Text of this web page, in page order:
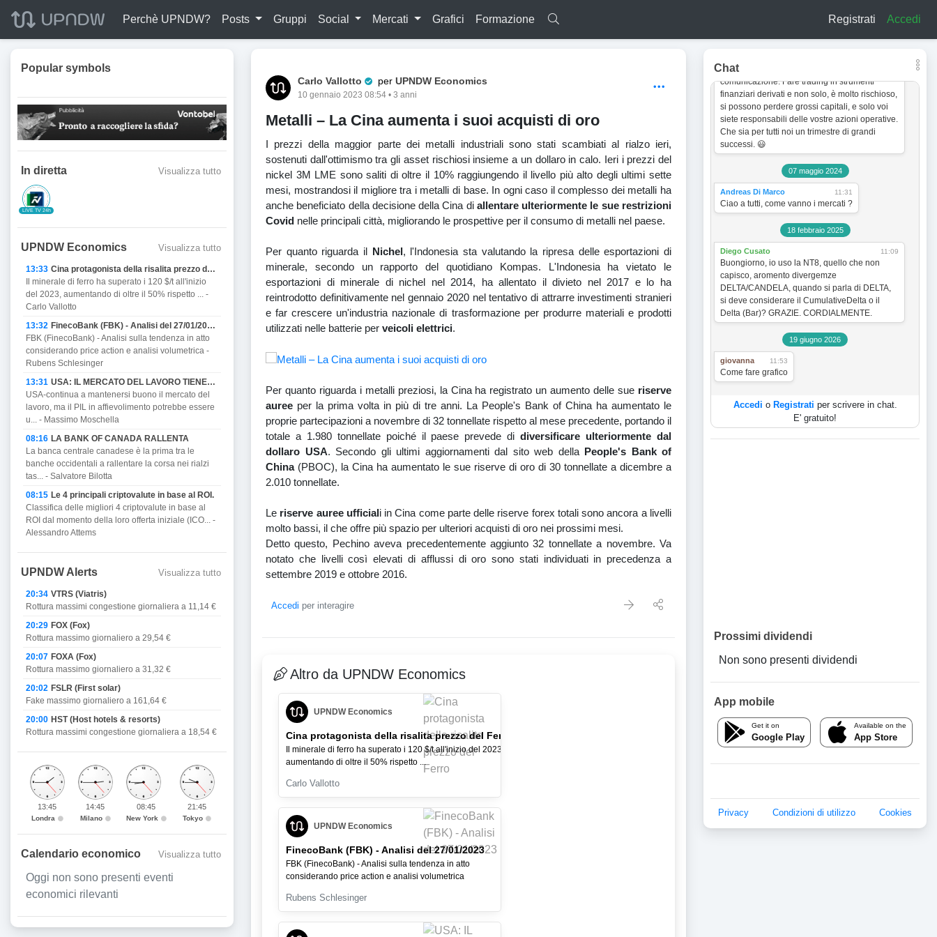
Perchè UPNDW? Posts Gruppi Social Mercati Grafici Formazione Registrati Accedi
Carlo Vallotto Pro Trader
per UPNDW Economics
10 gennaio 2023 08:54 • 3 anni
Metalli – La Cina aumenta i suoi acquisti di oro
I prezzi della maggior parte dei metalli industriali sono stati scambiati al rialzo ieri,
sostenuti dall'ottimismo tra gli asset rischiosi insieme a un dollaro in calo. Ieri i prezzi del
nickel 3M LME sono saliti di oltre il 10% raggiungendo il livello più alto degli ultimi sette
mesi, mostrandosi il migliore tra i metalli di base. In ogni caso il complesso dei metalli ha
anche beneficiato della decisione della Cina di allentare ulteriormente le sue restrizioni
Covid nelle principali città, migliorando le prospettive per il consumo di metalli nel paese.
Per quanto riguarda il Nichel, l'Indonesia sta valutando la ripresa delle esportazioni di
minerale, secondo un rapporto del quotidiano Kompas. L'Indonesia ha vietato le
esportazioni di minerale di nichel nel 2014, ha allentato il divieto nel 2017 e lo ha
reintrodotto definitivamente nel gennaio 2020 nel tentativo di attrarre investimenti stranieri
e far crescere un'industria nazionale di trasformazione per produrre materiali e prodotti
utilizzati nelle batterie per veicoli elettrici.
Per quanto riguarda i metalli preziosi, la Cina ha registrato un aumento delle sue riserve
auree per la prima volta in più di tre anni. La People's Bank of China ha aumentato le
proprie partecipazioni a novembre di 32 tonnellate rispetto al mese precedente, portando il
totale a 1.980 tonnellate poiché il paese prevede didiversificare ulteriormente dal
dollaro USA. Secondo gli ultimi aggiornamenti dal sito web della People's Bank of
China(PBOC), la Cina ha aumentato le sue riserve di oro di 30 tonnellate a dicembre a
2.010 tonnellate.
Le riserve auree ufficiali in Cina come parte delle riserve forex totali sono ancora a livelli
molto bassi, il che offre più spazio per ulteriori acquisti di oro nei prossimi mesi.
Detto questo, Pechino aveva precedentemente aggiunto 32 tonnellate a novembre. Va
notato che livelli così elevati di afflussi di oro sono stati individuati in precedenza a
settembre 2019 e ottobre 2016.
Accedi per interagire
Altro da UPNDW Economics
UPNDW Economics
Cina protagonista della risalita prezzo del Ferro
Il minerale di ferro ha superato i 120 $/t all'inizio del 2023,
aumentando di oltre il 50% rispetto ...
Carlo Vallotto
UPNDW Economics
FinecoBank (FBK) - Analisi del 27/01/2023
FBK (FinecoBank) - Analisi sulla tendenza in atto
considerando price action e analisi volumetrica
Rubens Schlesinger
Popular symbols
In diretta Visualizza tutto
LIVE TV 24h
UPNDW Economics Visualizza tutto
13:33
Cina protagonista della risalita prezzo del Ferro
Il minerale di ferro ha superato i 120 $/t all'inizio
del 2023, aumentando di oltre il 50% rispetto ... -
Carlo Vallotto
13:32
FinecoBank (FBK) - Analisi del 27/01/2023
FBK (FinecoBank) - Analisi sulla tendenza in atto
considerando price action e analisi volumetrica -
Rubens Schlesinger
13:31
USA: IL MERCATO DEL LAVORO TIENE MA PROMETTE DI AFFIEVOLIRSI CON IL PIL E MINACCIA RECESSIONE.
USA-continua a mantenersi buono il mercato del
lavoro, ma il PIL in affievolimento potrebbe essere
u... - Massimo Moschella
08:16 LA BANK OF CANADA RALLENTA
La banca centrale canadese è la prima tra le
banche occidentali a rallentare la corsa nei rialzi
tas... - Salvatore Bilotta
08:15 Le 4 principali criptovalute in base al ROI.
Classifica delle migliori 4 criptovalute in base al
ROI dal momento della loro offerta iniziale (ICO... -
Alessandro Attems
UPNDW Alerts Visualizza tutto
20:34 VTRS (Viatris)
Rottura massimi congestione giornaliera a 11,14 €
20:29 FOX (Fox)
Rottura massimo giornaliero a 29,54 €
20:07 FOXA (Fox)
Rottura massimo giornaliero a 31,32 €
20:02 FSLR (First solar)
Fake massimo giornaliero a 161,64 €
20:00 HST (Host hotels & resorts)
Rottura massimi congestione giornaliera a 18,54 €
13:45
Londra
14:45
Milano
08:45
New York
21:45
Tokyo
Calendario economico Visualizza tutto
Oggi non sono presenti eventi
economici rilevanti
Chat
In quanto tale non vogliono incentivare in
cambiamento senza obbligo di preventiva
comunicazione. Fare trading in strumenti
finanziari derivati e non solo, è molto rischioso,
si possono perdere grossi capitali, e solo voi
siete responsabili delle vostre azioni operative.
Che sia per tutti noi un trimestre di grandi
successi. 😃
07 maggio 2024
Andreas Di Marco 11:31
Ciao a tutti, come vanno i mercati ?
18 febbraio 2025
Diego Cusato 11:09
Buongiorno, io uso la NT8, quello che non
capisco, aromento divergemze
DELTA/CANDELA, quando si parla di DELTA,
si deve considerare il CumulativeDelta o il
Delta (Bar)? GRAZIE. CORDIALMENTE.
19 giugno 2026
giovanna 11:53
Come fare grafico
Accedi o Registrati per scrivere in chat.
E' gratuito!
Prossimi dividendi
Non sono presenti dividendi
App mobile
Get it on
Google Play
Available on the
App Store
Privacy Condizioni di utilizzo Cookies